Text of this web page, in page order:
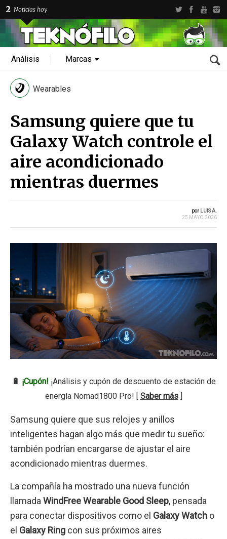
2 Noticias hoy
Análisis Marcas
Wearables
Samsung quiere que tu
Galaxy Watch controle el
aire acondicionado
mientras duermes
por LUIS A.
25 MAYO 2026
🔋 ¡Cupón! ¡Análisis y cupón de descuento de estación de
energía Nomad1800 Pro! [ Saber más]
Samsung quiere que sus relojes y anillos
inteligentes hagan algo más que medir tu sueño:
también podrían encargarse de ajustar el aire
acondicionado mientras duermes.
La compañía ha mostrado una nueva función
llamada WindFree Wearable Good Sleep, pensada
para conectar dispositivos como el Galaxy Watch o
el Galaxy Ring con sus próximos aires